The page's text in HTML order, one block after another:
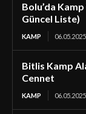
Bolu’da
Güncel Liste)
KAMP 06.05.2025
Bitlis Kamp
Cennet
KAMP 06.05.2025